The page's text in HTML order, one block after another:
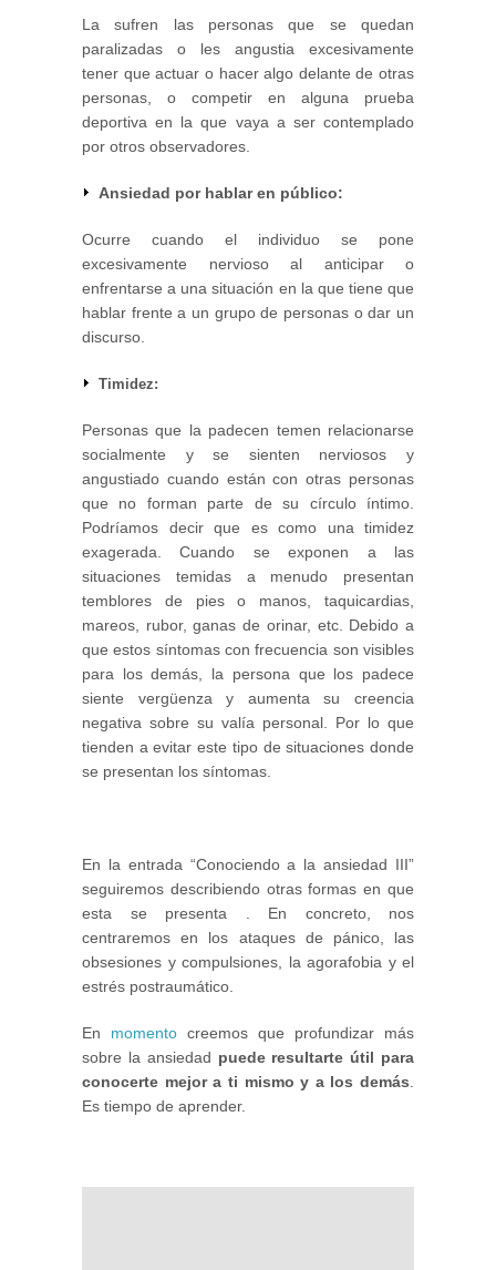
La sufren las personas que se quedan
paralizadas o les angustia excesivamente
tener que actuar o hacer algo delante de otras
personas, o competir en alguna prueba
deportiva en la que vaya a ser contemplado
por otros observadores.
Ansiedad por hablar en público:
Ocurre cuando el individuo se pone
excesivamente nervioso al anticipar o
enfrentarse a una situación en la que tiene que
hablar frente a un grupo de personas o dar un
discurso.
Timidez:
Personas que la padecen temen relacionarse
socialmente y se sienten nerviosos y
angustiado cuando están con otras personas
que no forman parte de su círculo íntimo.
Podríamos decir que es como una timidez
exagerada. Cuando se exponen a las
situaciones temidas a menudo presentan
temblores de pies o manos, taquicardias,
mareos, rubor, ganas de orinar, etc. Debido a
que estos síntomas con frecuencia son visibles
para los demás, la persona que los padece
siente vergüenza y aumenta su creencia
negativa sobre su valía personal. Por lo que
tienden a evitar este tipo de situaciones donde
se presentan los síntomas.
En la entrada “Conociendo a la ansiedad III”
seguiremos describiendo otras formas en que
esta se presenta . En concreto, nos
centraremos en los ataques de pánico, las
obsesiones y compulsiones, la agorafobia y el
estrés postraumático.
En momento creemos que profundizar más
sobre la ansiedad puede resultarte útil para
conocerte mejor a ti mismo y a los demás.
Es tiempo de aprender.